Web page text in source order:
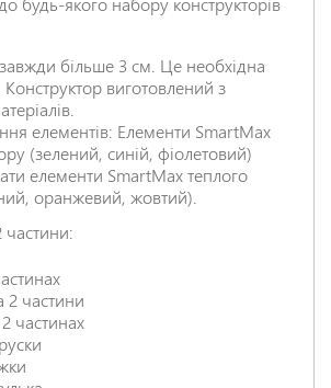
більше 3 см. Це необхідна
виготовлений з
елементів: Елементи SmartMax
(зелений, синій, фіолетовий)
елементи SmartMax теплого
оранжевий, жовтий).
частини:
2 частини
частинах